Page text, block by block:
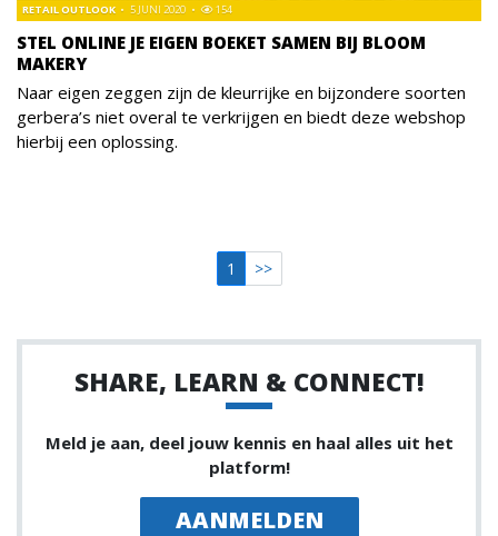
STEL ONLINE JE EIGEN BOEKET SAMEN BIJ BLOOM
MAKERY
RETAIL OUTLOOK 5 JUNI 2020 154
Naar eigen zeggen zijn de kleurrijke en bijzondere soorten
gerbera’s niet overal te verkrijgen en biedt deze webshop
hierbij een oplossing.
1 >>
SHARE, LEARN & CONNECT!
Meld je aan, deel jouw kennis en haal alles uit het
platform!
AANMELDEN